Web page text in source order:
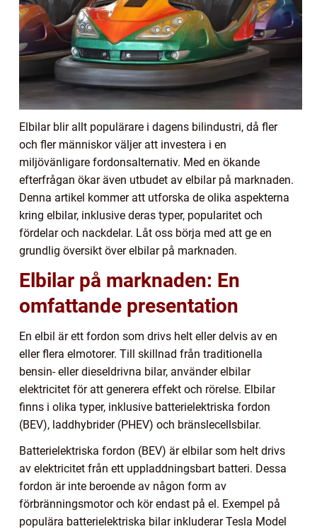
Elbilar blir allt populärare i dagens bilindustri, då fler
och fler människor väljer att investera i en
miljövänligare fordonsalternativ. Med en ökande
efterfrågan ökar även utbudet av elbilar på marknaden.
Denna artikel kommer att utforska de olika aspekterna
kring elbilar, inklusive deras typer, popularitet och
fördelar och nackdelar. Låt oss börja med att ge en
grundlig översikt över elbilar på marknaden.
Elbilar på marknaden: En
omfattande presentation
En elbil är ett fordon som drivs helt eller delvis av en
eller flera elmotorer. Till skillnad från traditionella
bensin- eller dieseldrivna bilar, använder elbilar
elektricitet för att generera effekt och rörelse. Elbilar
finns i olika typer, inklusive batterielektriska fordon
(BEV), laddhybrider (PHEV) och bränslecellsbilar.
Batterielektriska fordon (BEV) är elbilar som helt drivs
av elektricitet från ett uppladdningsbart batteri. Dessa
fordon är inte beroende av någon form av
förbränningsmotor och kör endast på el. Exempel på
populära batterielektriska bilar inkluderar Tesla Model